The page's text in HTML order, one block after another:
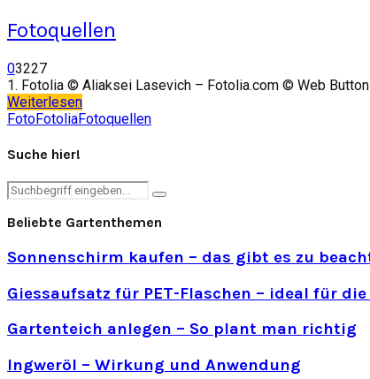
Fotoquellen
03227
1. Fotolia © Aliaksei Lasevich – Fotolia.com © Web
Weiterlesen
FotoFotoliaFotoquellen
Suche hier!
Search
Search
Beliebte Gartenthemen
Sonnenschirm kaufen – das gibt es zu
Giessaufsatz für PET-Flaschen – ideal für
Gartenteich anlegen – So plant man richtig
Ingweröl – Wirkung und Anwendung